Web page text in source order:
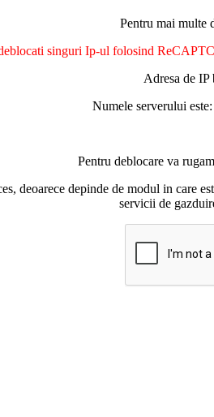
Pentru mai multe
singuri Ip-ul folosind
Adresa de IP
Numele serverului este:
Pentru deblocare va
deoarece depinde de modul in care
servicii de